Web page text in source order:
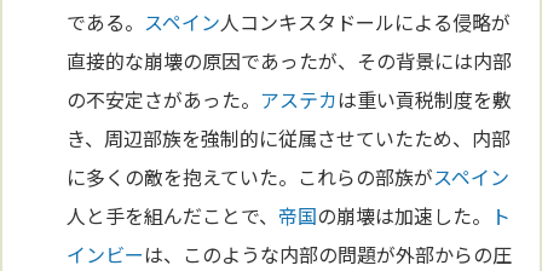
である。 スペイン人コンキスタドールによる侵略が
直接的な崩壊の原因であったが、その背景には内部
の不安定さがあった。 アステカは重い貢税制度を敷
き、周辺部族を強制的に従属させていたため、内部
に多くの敵を抱えていた。これらの部族がスペイン
人と手を組んだことで、 帝国の崩壊は加速した。
ト
インビーは、このような内部の問題が外部からの圧